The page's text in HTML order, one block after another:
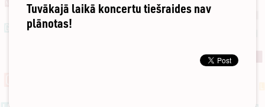
Tuvākajā laikā koncertu tiešraides nav
plānotas!